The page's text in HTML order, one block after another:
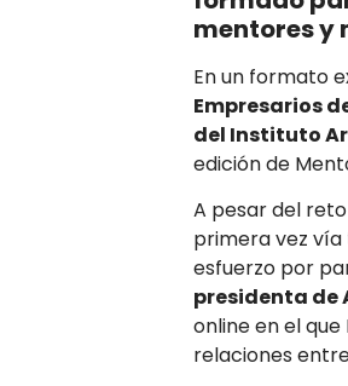
mentores y
En un formato
Empresarios
del Instituto
edición de
A pesar del
primera vez
esfuerzo por
presidenta de
online en el
relaciones